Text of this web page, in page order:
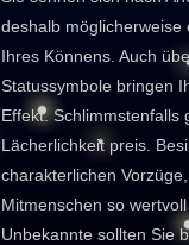
deshalb
Ihres Könnens. Auch
Statussymbole bringen
Effekt. Schlimmstenfalls
Lächerlichkeit preis.
charakterlichen
Mitmenschen so
Unbekannte sollten Sie